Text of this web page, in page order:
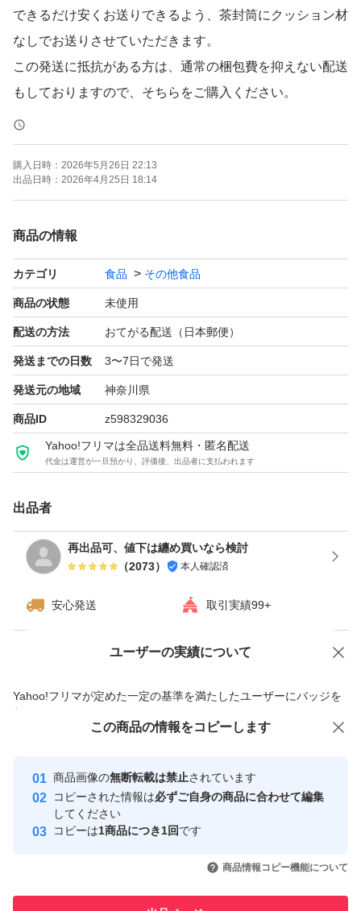
できるだけ安くお送りできるよう、茶封筒にクッション材
なしでお送りさせていただきます。
この発送に抵抗がある方は、通常の梱包費を抑えない配送
もしておりますので、そちらをご購入ください。
購入日時： 2026年5月26日 22:13
出品日時： 2026年4月25日 18:14
商品の情報
カテゴリ 食品 その他食品
商品の状態 未使用
配送の方法 おてがる配送（日本郵便）
発送までの日数 3〜7日で発送
発送元の地域 神奈川県
商品ID z598329036
Yahoo!フリマは全品送料無料・匿名配送
代金は運営が一旦預かり、評価後、出品者に支払われます
出品者
再出品可、値下は纏め買いなら検討
（2073） 本人確認済
安心発送 取引実績99+
ユーザーの実績について
Yahoo!フリマが定めた一定の基準を満たしたユーザーにバッジを
付与しています
安心取引出品者
心・安全なユーザーです
取引実績
引を完了させた実績があります
価格の相談 商品への質問
この商品の情報をコピーします
商品画像の無断転載は禁止されています
コピーされた情報は必ずご自身の商品に合わせて編集
してください
コピーは1商品につき1回です
商品情報コピー機能について
この商品をみている人にオススメ